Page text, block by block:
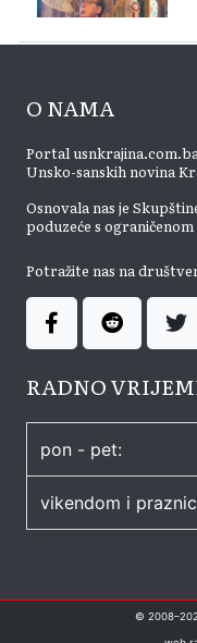
O NAMA
Portal
Unsko-sanskih novina
Osnovala nas je
poduzeće s
Potražite nas na
RADNO
pon - pet:
vikendom i
© 2008–